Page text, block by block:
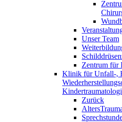
Unser Team
Zentrum für
Klinik für Unfall-,
Zurück